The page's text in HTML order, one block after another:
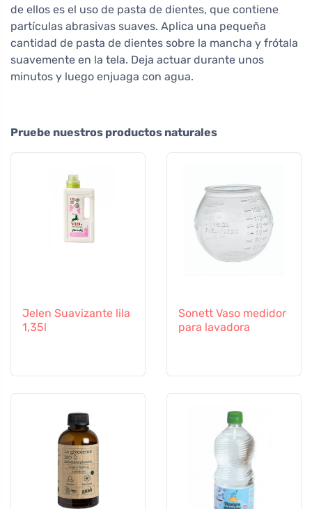
de ellos es el uso de pasta de dientes, que contiene
partículas abrasivas suaves. Aplica una pequeña
cantidad de pasta de dientes sobre la mancha y frótala
suavemente en la tela. Deja actuar durante unos
minutos y luego enjuaga con agua.
Pruebe nuestros productos naturales
Jelen Suavizante lila
1,35l
Sonett Vaso medidor
para lavadora